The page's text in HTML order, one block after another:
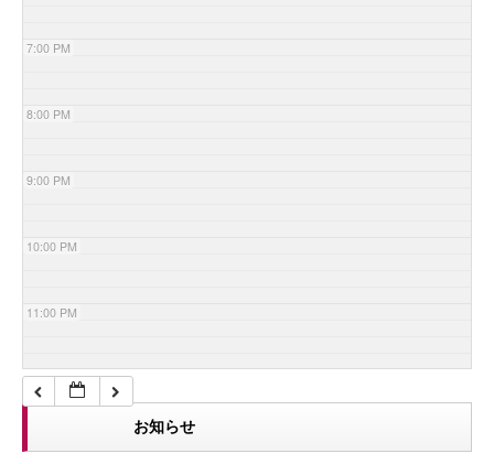
7:00 PM
8:00 PM
9:00 PM
10:00 PM
11:00 PM
お知らせ